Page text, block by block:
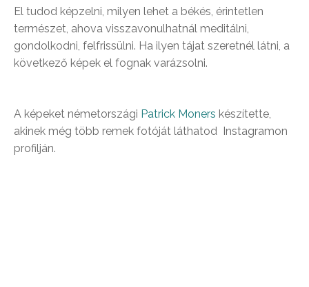
El tudod képzelni, milyen lehet a békés, érintetlen
természet, ahova visszavonulhatnál meditálni,
gondolkodni, felfrissülni. Ha ilyen tájat szeretnél látni, a
következő képek el fognak varázsolni.
A képeket németországi Patrick Moners készítette,
akinek még több remek fotóját láthatod Instagramon
profilján.